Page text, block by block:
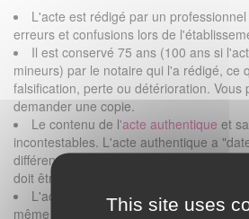
L'acte est rédigé par un
erreurs et confusions lors de
Il est conservé 75 ans (100 ans si
mineurs) par le notaire qui l'a rédigé, ce
falsification, perte ou détérioration. Vous
demander une copie.
Le contenu de l'acte authentique et
incontestables. L'acte authentique a
différence de l'acte sous-seing privé qui,
doit être enregistré ;
L'acte authentique est un acte qui se
même titre qu'un jugement, il a force
This site uses